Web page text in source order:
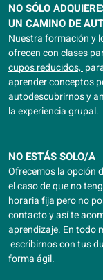
NO SÓLO
UN CAMINO DE
Nuestra formación y
ofrecen con clases
cupos reducidos,
aprender conceptos
autodescubrirnos y
la experiencia grupal.
NO ESTÁS SOLO/A
Ofrecemos la opción
el caso de que no
horaria fija pero no
contacto y así te
aprendizaje. En todo
escribirnos con tus
forma ágil.